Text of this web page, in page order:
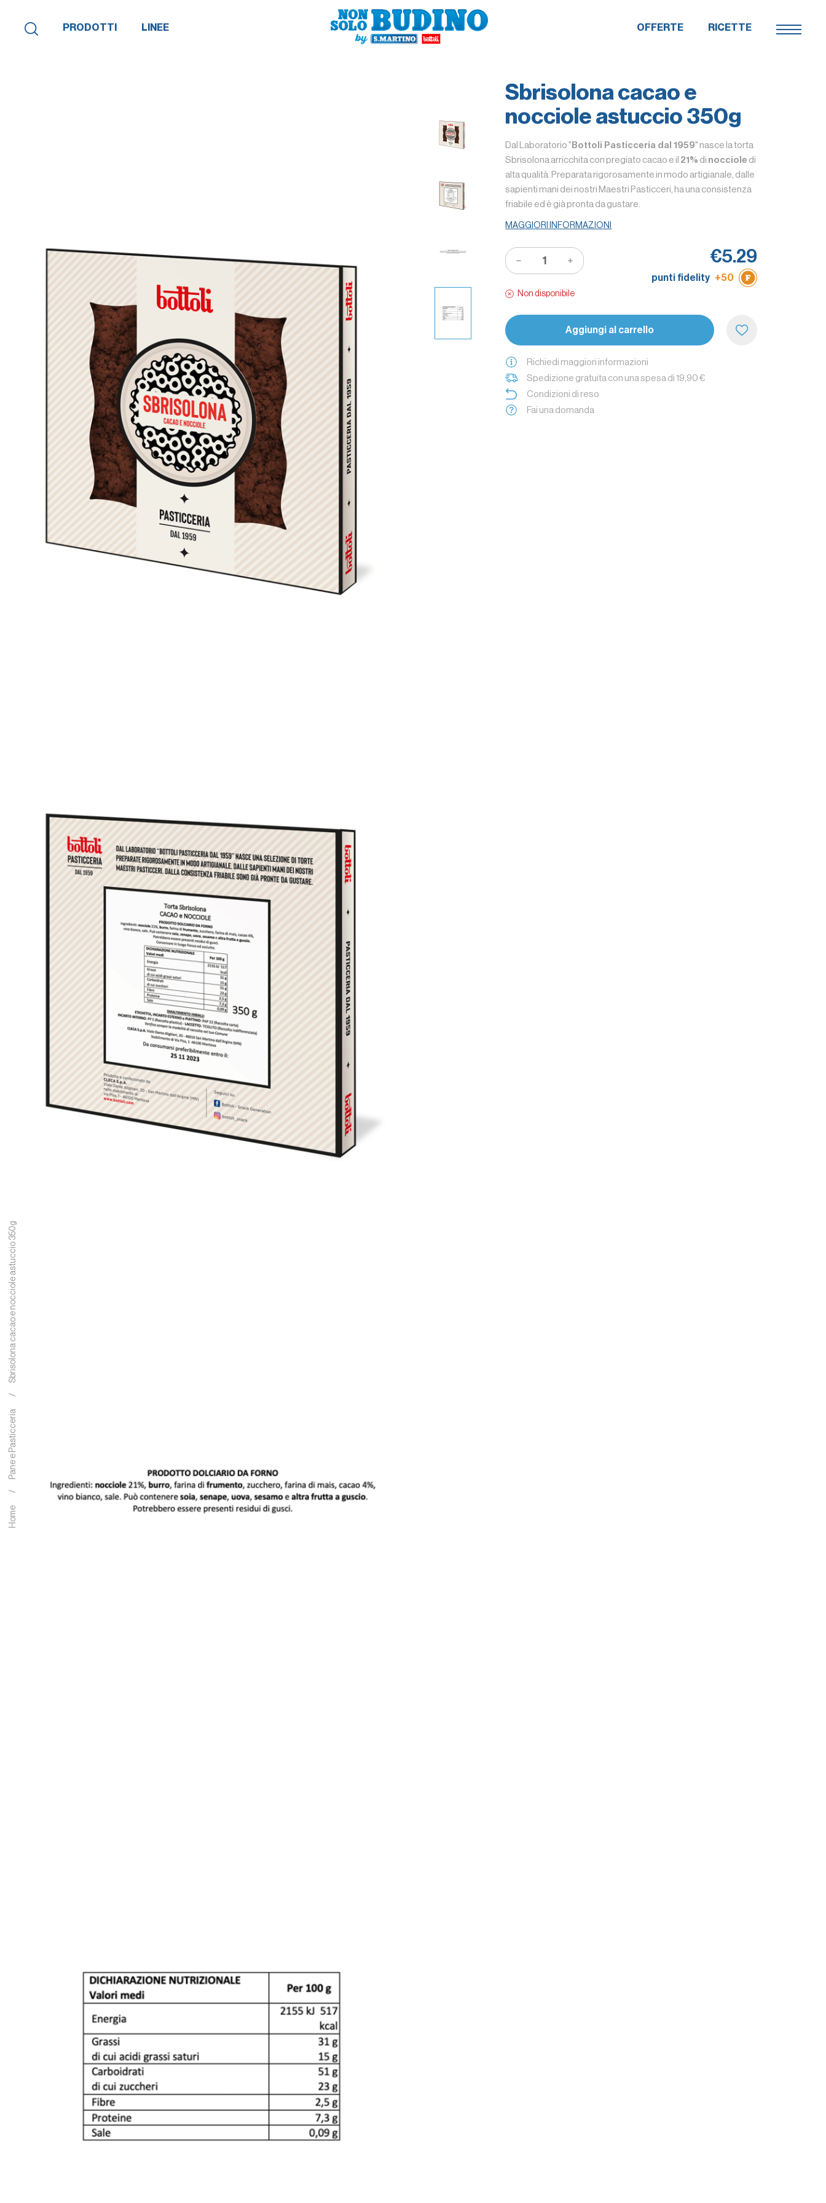
PRODOTTI LINEE OFFERTE RICETTE
Home
Pane e Pasticceria
Sbrisolona cacao e nocciole astuccio 350g
Sbrisolona cacao e
nocciole astuccio 350g
Dal Laboratorio "Bottoli Pasticceria dal 1959" nasce la torta
Sbrisolona arricchita con pregiato cacao e il 21% di nocciole di
alta qualità. Preparata rigorosamente in modo artigianale, dalle
sapienti mani dei nostri Maestri Pasticceri, ha una consistenza
friabile ed è già pronta da gustare.
MAGGIORI INFORMAZIONI
€5.29
punti fidelity +50
Non disponibile
Aggiungi al carrello
Richiedi maggiori informazioni
Spedizione gratuita con una spesa di 19,90 €
Condizioni di reso
Fai una domanda